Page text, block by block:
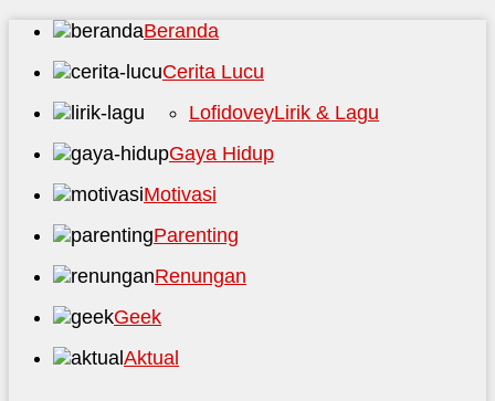
Beranda
Cerita Lucu
Lirik & Lagu
Lofidovey
Gaya Hidup
Motivasi
Parenting
Renungan
Geek
Aktual